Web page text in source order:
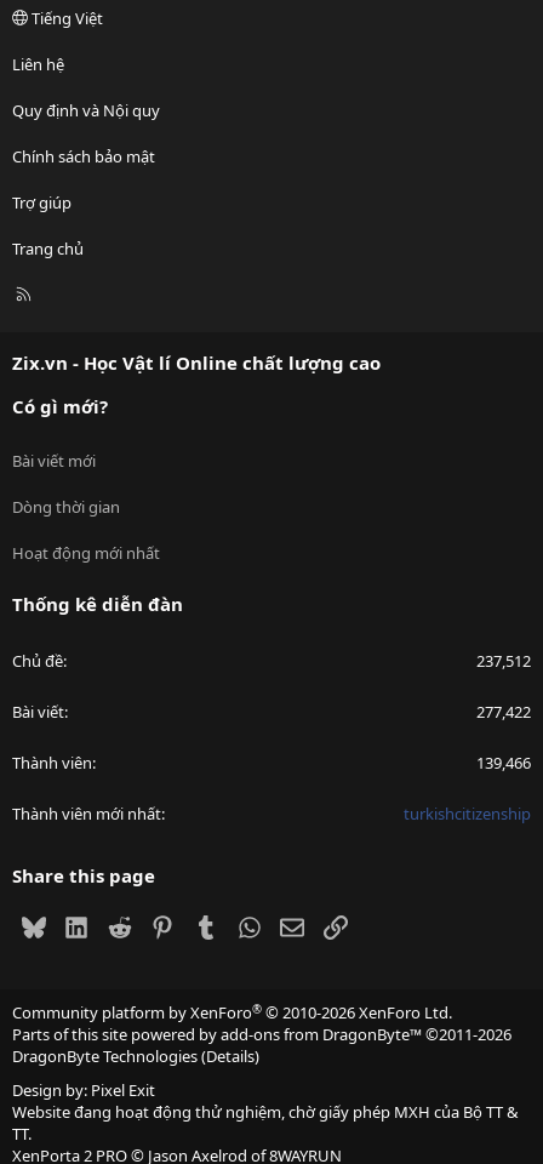
Tiếng Việt
Liên hệ
Quy định và Nội quy
Chính sách bảo mật
Trợ giúp
Trang chủ
R
Zix.vn - Học Vật lí Online chất lượng cao
Có gì mới?
Bài viết mới
Dòng thời gian
Hoạt động mới nhất
Thống kê diễn đàn
Chủ đề 237,512
Bài viết 277,422
Thành viên 139,466
Thành viên mới nhất turkishcitizenship
Share this page
BlueskyLinkedIn
Reddit PinterestTumblrWhatsApp
EmailLink
Community platform by XenForo® © 2010-2026 XenForo Ltd.
Parts of this site powered byadd-ons from DragonByte™©2011-2026
DragonByte Technologies(Details)
Design by: Pixel Exit
Website đang hoạt động thử nghiệm, chờ giấy phép MXH của Bộ TT &
TT.
XenPorta 2 PRO© Jason Axelrod of8WAYRUN